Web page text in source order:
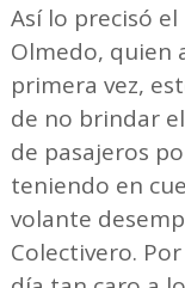
Así lo precisó
Olmedo, quien
primera vez,
de no brindar
de pasajeros
teniendo en
volante
Colectivero.